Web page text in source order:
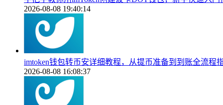
2026-08-08 19:40:14
imtoken钱包转币安详细教程，从提币准备到到账全流程
2026-08-08 16:08:37